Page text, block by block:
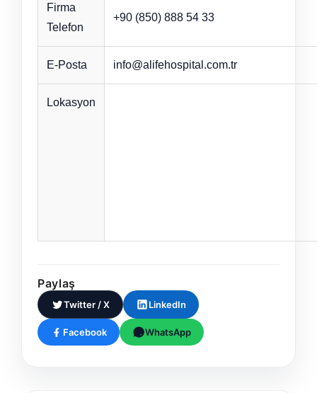
Firma
Telefon
+90 (850) 888 54 33
E-Posta info@alifehospital.com.tr
Lokasyon
Paylaş
Twitter / X LinkedIn
Facebook WhatsApp